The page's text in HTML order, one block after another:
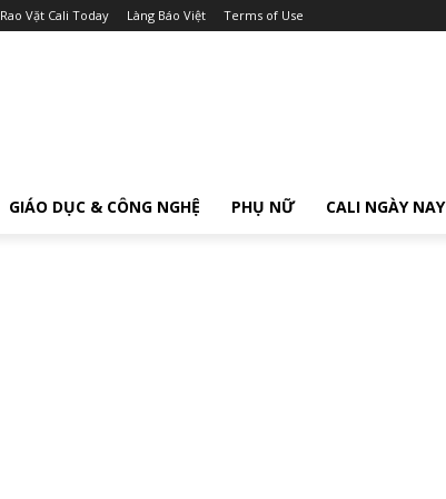
Rao Vặt Cali Today Làng Báo Việt Terms of Use
GIÁO DỤC & CÔNG NGHỆ PHỤ NỮ CALI NGÀY NAY